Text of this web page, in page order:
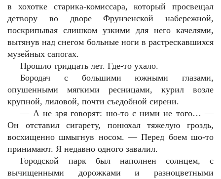
в хохотке старика-комиссара, который просвещал
детвору во дворе Фрунзенской набережной,
поскрипывая слишком узкими для него качелями,
вытянув над снегом больные ноги в растрескавшихся
музейных сапогах.
Прошло тридцать лет. Где-то ухало.
Бородач с большими южными глазами,
опушенными мягкими ресницами, курил возле
крупной, лиловой, почти съедобной сирени.
— А не зря говорят: шо-то с ними не того… —
Он отставил сигарету, понюхал тяжелую гроздь,
восхищенно шмыгнув носом. — Перед боем шо-то
принимают. Я недавно одного завалил.
Городской парк был наполнен солнцем, с
вычищенными дорожками и разноцветными